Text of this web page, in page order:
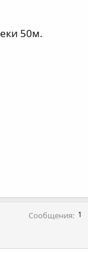
50м.
Сообщения 1